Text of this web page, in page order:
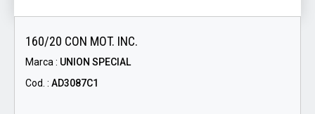
160/20 CON MOT. INC.
Marca : UNION SPECIAL
Cod. : AD3087C1